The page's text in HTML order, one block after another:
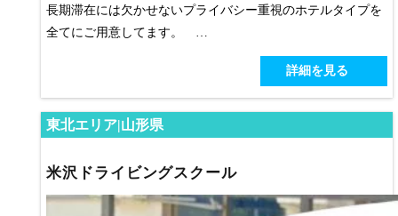
長期滞在には欠かせないプライバシー重視のホテルタイプを
全てにご用意してます。
天童自動車学校は「練習コースが広い」と大評判。時には、
地元グルメを振舞うイベントも開催しています。
詳細を見る
東北エリア|山形県
米沢ドライビングスクール